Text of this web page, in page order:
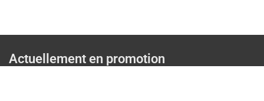
Actuellement en promotion